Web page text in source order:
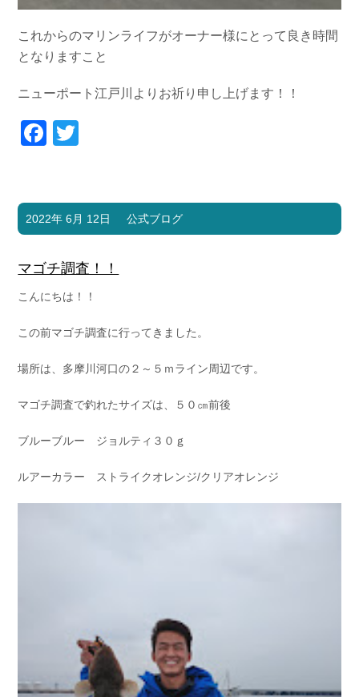
これからのマリンライフがオーナー様にとって良き時間
となりますこと
ニューポート江戸川よりお祈り申し上げます！！
Facebook
2022年 6月 12日 公式ブログ
マゴチ調査！！
こんにちは！！
この前マゴチ調査に行ってきました。
場所は、多摩川河口の２～５ｍライン周辺です。
マゴチ調査で釣れたサイズは、５０㎝前後
ブルーブルー ジョルティ３０ｇ
ルアーカラー ストライクオレンジ/クリアオレンジ